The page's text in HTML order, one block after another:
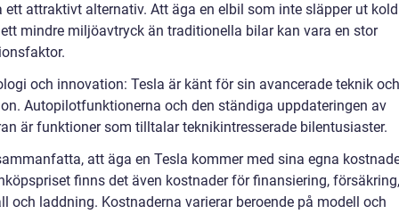
ett attraktivt alternativ. Att äga en elbil som inte släpper ut
mindre miljöavtryck än traditionella bilar kan vara en stor
och innovation: Tesla är känt för sin avancerade teknik och
Autopilotfunktionerna och den ständiga uppdateringen av
är funktioner som tilltalar teknikintresserade bilentusiaster.
att äga en Tesla kommer med sina egna
finns det även kostnader för finansiering, försäkring,
och laddning. Kostnaderna varierar beroende på modell och